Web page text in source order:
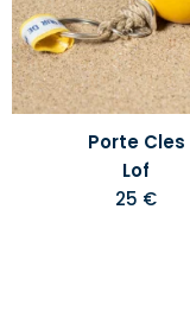
Porte Cles
Lof
25 €